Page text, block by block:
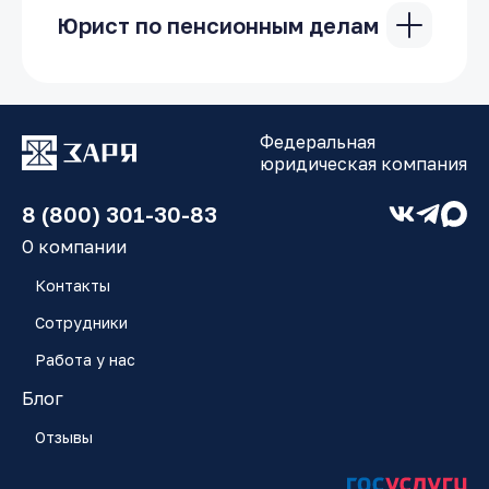
Юрист по пенсионным делам
Существуют следущие виды пенсии:
• пенсия по старости;
• пенсия по инвалидности;
Процедура выхода на пенсию строго
регламентируется действующим
часто оказывается, что в сфере
может столкнуться с массой вопросов и
проблем, среди которых:
пенсии;
периодов работы гражданина;
Федеральная
юридическая компания
8 (800) 301-30-83
О компании
Контакты
Сотрудники
Работа у нас
Блог
Отзывы